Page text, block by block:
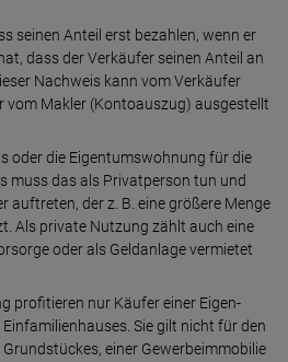
seinen Anteil erst be­zahlen, wenn er
dass der Ver­käufer seinen Anteil an
Nachweis kann vom Ver­käufer
vom Makler (Konto­auszug) ausgestellt
oder die Eigentums­wohnung für die
muss das als Privat­person tun und
auftreten, der z. B. eine größere Menge
Als private Nutzung zählt auch eine
oder als Geld­anlage vermietet
profitieren nur Käufer einer Eigen­
Sie gilt nicht für den
einer Gewerbe­immobilie